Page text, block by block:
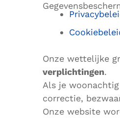
Onze wettelijke
verplichtingen.
Als je
correctie,
Onze website